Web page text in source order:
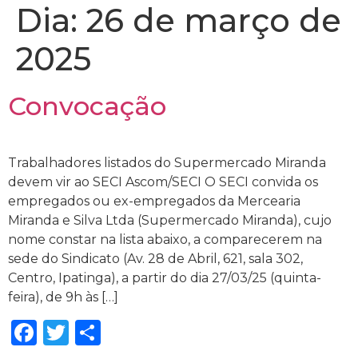
Dia: 26 de março de
2025
Convocação
Trabalhadores listados do Supermercado Miranda
devem vir ao SECI Ascom/SECI O SECI convida os
empregados ou ex-empregados da Mercearia
Miranda e Silva Ltda (Supermercado Miranda), cujo
nome constar na lista abaixo, a comparecerem na
sede do Sindicato (Av. 28 de Abril, 621, sala 302,
Centro, Ipatinga), a partir do dia 27/03/25 (quinta-
feira), de 9h às […]
Facebook
Twitter